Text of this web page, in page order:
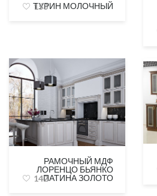
153
ТУРИН МОЛОЧНЫЙ
142
РАМОЧНЫЙ МДФ
ЛОРЕНЦО БЬЯНКО
ПАТИНА ЗОЛОТО